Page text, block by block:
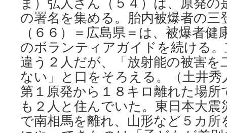
の署名を集める。胎内被爆者の三
（６６）＝広島県＝は、被爆者
のボランティアガイドを続ける
違う２人だが、「放射能の被害
ない」と口をそろえる。（土井
第１原発から１８キロ離れた場
も２人と住んでいた。東日本大震
で南相馬を離れ、山形など５カ